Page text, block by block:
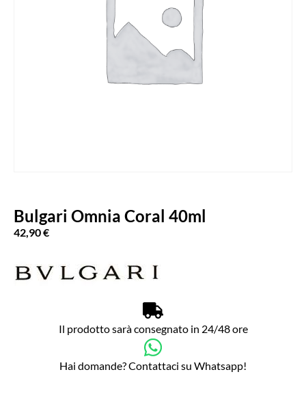
Bulgari Omnia Coral 40ml
42,90€
Il prodotto sarà consegnato in 24/48 ore
Hai domande? Contattaci su Whatsapp!